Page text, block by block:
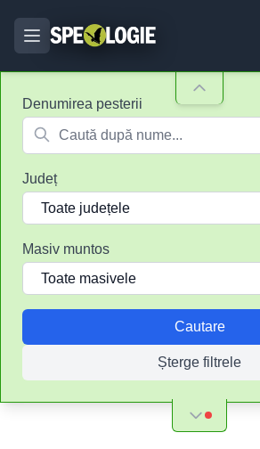
Denumirea pesterii
Județ
Masiv muntos
Cautare
Șterge filtrele